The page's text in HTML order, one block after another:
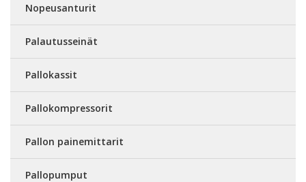
Nopeusanturit
Palautusseinät
Pallokassit
Pallokompressorit
Pallon painemittarit
Pallopumput